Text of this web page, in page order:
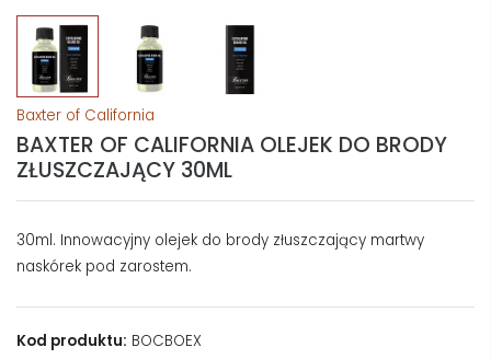
Baxter of California
BAXTER OF CALIFORNIA OLEJEK DO BRODY
ZŁUSZCZAJĄCY 30ML
30ml. Innowacyjny olejek do brody złuszczający martwy
naskórek pod zarostem.
Kod produktu: BOCBOEX